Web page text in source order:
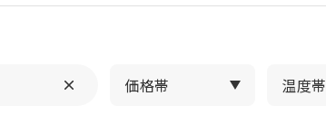
価格帯 温度帯